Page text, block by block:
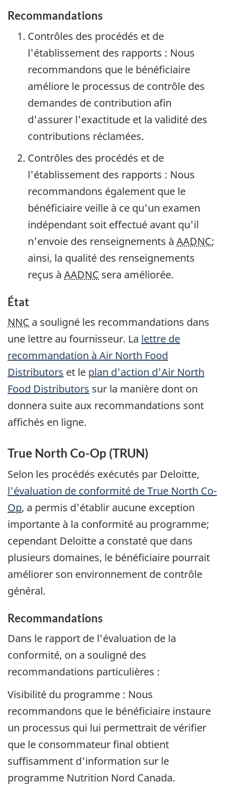
Recommandations
Contrôles des procédés et de
l'établissement des rapports : Nous
recommandons que le bénéficiaire
améliore le processus de contrôle des
demandes de contribution afin
d'assurer l'exactitude et la validité des
contributions réclamées.
Contrôles des procédés et de
l'établissement des rapports : Nous
recommandons également que le
bénéficiaire veille à ce qu'un examen
indépendant soit effectué avant qu'il
n'envoie des renseignements à AADNC;
ainsi, la qualité des renseignements
reçus à AADNC sera améliorée.
État
NNC a souligné les recommandations dans
une lettre au fournisseur. La lettre de
recommandation à Air North Food
Distributors et le plan d'action d'Air North
Food Distributors sur la manière dont on
donnera suite aux recommandations sont
affichés en ligne.
True North Co-Op (TRUN)
Selon les procédés exécutés par Deloitte,
l'évaluation de conformité deTrue North Co-
Op, a permis d'établir aucune exception
importante à la conformité au programme;
cependant Deloitte a constaté que dans
plusieurs domaines, le bénéficiaire pourrait
améliorer son environnement de contrôle
général.
Recommandations
Dans le rapport de l'évaluation de la
conformité, on a souligné des
recommandations particulières :
Visibilité du programme : Nous
recommandons que le bénéficiaire instaure
un processus qui lui permettrait de vérifier
que le consommateur final obtient
suffisamment d'information sur le
programme Nutrition Nord Canada.